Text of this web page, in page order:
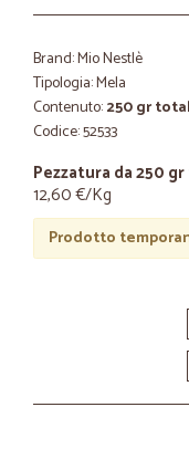
Brand: Mio Nestlè
Tipologia: Mela
Contenuto:250 gr
Codice: 52533
Pezzatura da 250
12,60 €/Kg
Prodotto